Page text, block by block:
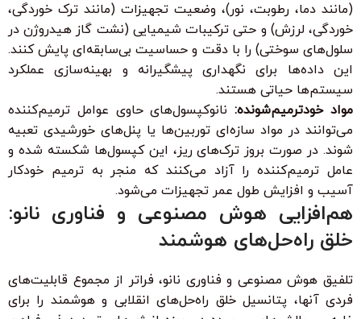
(مانند دما، رطوبت، نور)، وضعیت تجهیزات (مانند ترک خوردگی،
خوردگی، لرزش) و حتی ترکیبات شیمیایی (نشت گاز هیدروژن در
سلول‌های سوختی) را با دقت و حساسیت بی‌سابقه‌ای پایش کنند.
این داده‌ها برای نگهداری پیشگیرانه و بهینه‌سازی عملکرد
سیستم‌ها حیاتی هستند.
مواد خودترمیم‌شونده:نانوکپسول‌های حاوی عوامل ترمیم‌کننده
می‌توانند در مواد سازه‌ای توربین‌ها یا پنل‌های خورشیدی تعبیه
شوند. در صورت بروز ترک‌های ریز، این کپسول‌ها شکسته شده و
عامل ترمیم‌کننده را آزاد می‌کنند که منجر به ترمیم خودکار
آسیب و افزایش طول عمر تجهیزات می‌شود.
هم‌افزایی هوش مصنوعی و فناوری نانو:
خلق راه‌حل‌های هوشمند
تلفیق هوش مصنوعی و فناوری نانو، فراتر از مجموع قابلیت‌های
فردی آنها، پتانسیل خلق راه‌حل‌های انقلابی و هوشمند را برای